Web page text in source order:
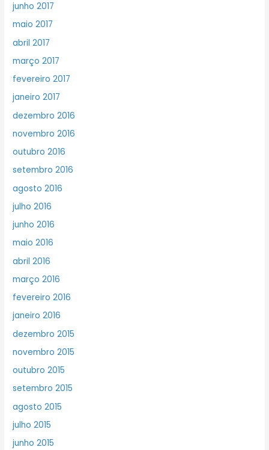
junho 2017
maio 2017
abril 2017
março 2017
fevereiro 2017
janeiro 2017
dezembro 2016
novembro 2016
outubro 2016
setembro 2016
agosto 2016
julho 2016
junho 2016
maio 2016
abril 2016
março 2016
fevereiro 2016
janeiro 2016
dezembro 2015
novembro 2015
outubro 2015
setembro 2015
agosto 2015
julho 2015
junho 2015